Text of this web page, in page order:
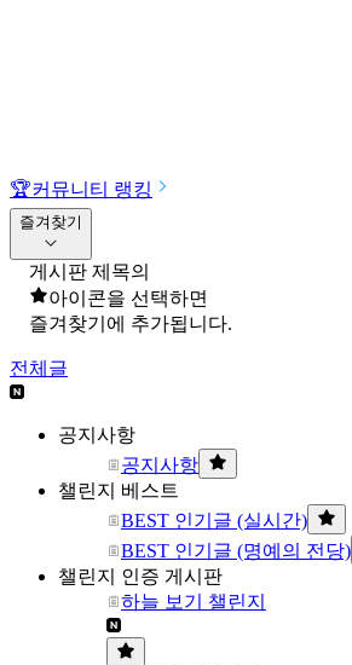
🏆커뮤니티 랭킹
즐겨찾기
게시판 제목의
아이콘을 선택하면
즐겨찾기에 추가됩니다.
전체글
공지사항
공지사항
챌린지 베스트
BEST 인기글 (실시간)
BEST 인기글 (명예의 전당)
챌린지 인증 게시판
하늘 보기 챌린지